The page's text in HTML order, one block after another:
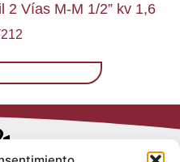
2 Vías M-M 1/2” kv 1,6
de